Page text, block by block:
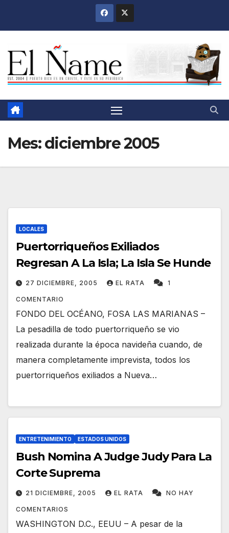
Mes:diciembre 2005
LOCALES
Puertorriqueños Exiliados
Regresan A La Isla; La Isla Se Hunde
27 DICIEMBRE, 2005 EL RATA 1
COMENTARIO
FONDO DEL OCÉANO, FOSA LAS MARIANAS –
La pesadilla de todo puertorriqueño se vio
realizada durante la época navideña cuando, de
manera completamente imprevista, todos los
puertorriqueños exiliados a Nueva…
ENTRETENIMIENTO ESTADOS UNIDOS
Bush Nomina A Judge Judy Para La
Corte Suprema
21 DICIEMBRE, 2005 EL RATA NO HAY
COMENTARIOS
WASHINGTON D.C., EEUU – A pesar de la